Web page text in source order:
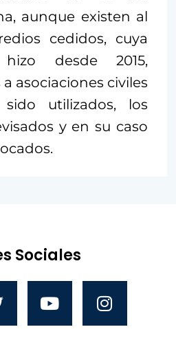
aunque existen al
cedidos, cuya
desde 2015,
asociaciones civiles
utilizados, los
y en su caso
Sociales